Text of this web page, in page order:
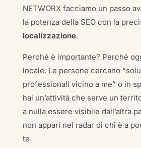
NETWORX facciamo un passo
la potenza della SEO con la
localizzazione.
Perché è importante? Perché
locale. Le persone cercano
professionali vicino a me” o in
hai un’attività che serve un
a nulla essere visibile dall’altra
non appari nel radar di chi è a
te.